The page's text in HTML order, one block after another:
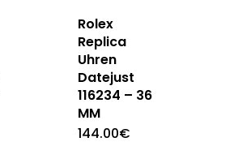
Rolex
Replica
Uhren
Datejust
116234 – 36
MM
144.00€